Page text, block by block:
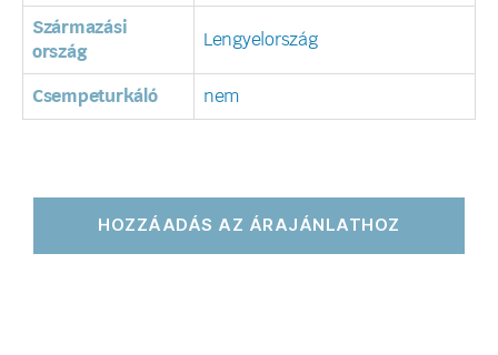
Származási
ország
Lengyelország
Csempeturkáló nem
HOZZÁADÁS AZ ÁRAJÁNLATHOZ